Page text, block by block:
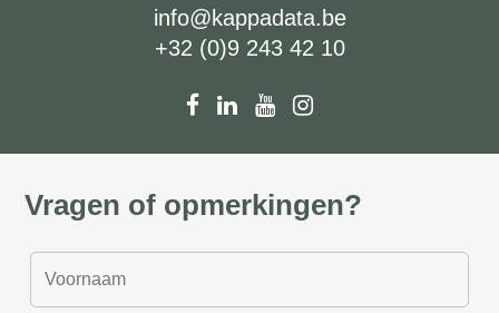
info@kappadata.be
+32 (0)9 243 42 10
Vragen of opmerkingen?